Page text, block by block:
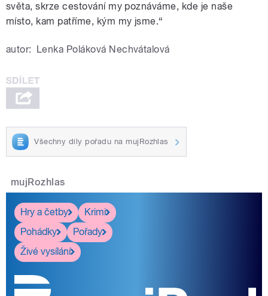
světa, skrze cestování my poznáváme, kde je naše
místo, kam patříme, kým my jsme.“
autor: Lenka Poláková Nechvátalová
Všechny díly pořadu na mujRozhlas
mujRozhlas
Hry a četby
Krimi
Pohádky
Pořady
Živé vysílání